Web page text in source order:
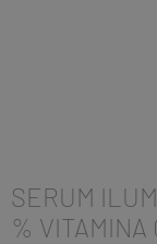
SERUM
% VITAMINA